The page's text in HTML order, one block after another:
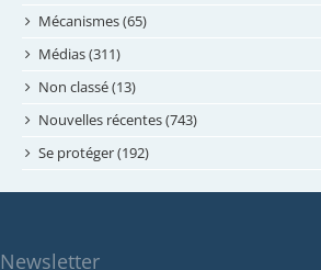
février 2024
janvier 2024
novembre 2023
octobre 2023
septembre 2023
mars 2023
Mécanismes (65)
Médias (311)
Non classé (13)
Nouvelles récentes (743)
Se protéger (192)
Newsletter